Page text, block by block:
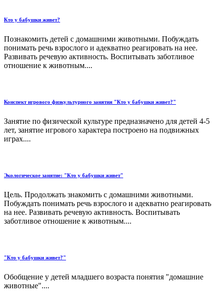
Кто у бабушки живет?
Познакомить детей с домашними животными. Побуждать
понимать речь взрослого и адекватно реагировать на нее.
Развивать речевую активность. Воспитывать заботливое
отношение к животным....
Конспект игрового физкультурного занятия "Кто у бабушки живет?"
Занятие по физической культуре предназначено для детей 4-5
лет, занятие игрового характера построено на подвижных
играх....
Экологическое занятие: "Кто у бабушки живет"
Цель. Продолжать знакомить с домашними животными.
Побуждать понимать речь взрослого и адекватно реагировать
на нее. Развивать речевую активность. Воспитывать
заботливое отношение к животным....
"Кто у бабушки живет?"
Обобщение у детей младшего возраста понятия "домашние
животные"....